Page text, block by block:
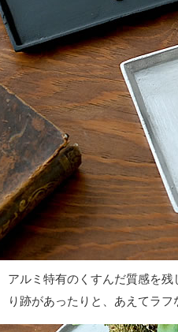
アルミ特有のくすんだ質感を
り跡があったりと、あえてラフ